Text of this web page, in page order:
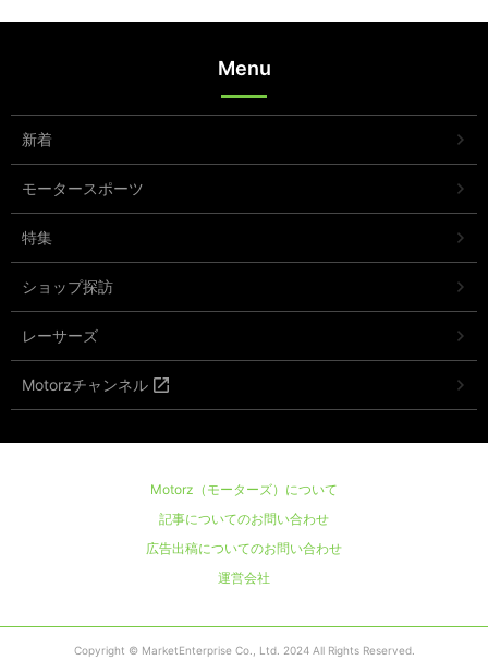
Menu
新着
モータースポーツ
特集
ショップ探訪
レーサーズ
Motorzチャンネル
Motorz（モーターズ）について
記事についてのお問い合わせ
広告出稿についてのお問い合わせ
運営会社
Copyright © MarketEnterprise Co., Ltd. 2024 All Rights Reserved.